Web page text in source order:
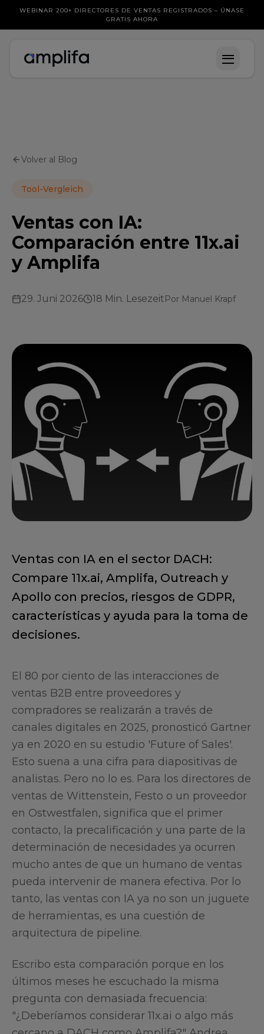
WEBINAR 200+ DIRECTORES DE VENTAS REGISTRADOS – ÚNASE
GRATIS AHORA
Volver al Blog
Tool-Vergleich
Ventas con IA:
Comparación entre 11x.ai
y Amplifa
29. Juni 2026 18 Min. LesezeitPor Manuel Krapf
Ventas con IA en el sector DACH:
Compare 11x.ai, Amplifa, Outreach y
Apollo con precios, riesgos de GDPR,
características y ayuda para la toma de
decisiones.
El 80 por ciento de las interacciones de
ventas B2B entre proveedores y
compradores se realizarán a través de
canales digitales en 2025, pronosticó Gartner
ya en 2020 en su estudio 'Future of Sales'.
Esto suena a una cifra para diapositivas de
analistas. Pero no lo es. Para los directores de
ventas de Wittenstein, Festo o un proveedor
en Ostwestfalen, significa que el primer
contacto, la precalificación y una parte de la
determinación de necesidades ya ocurren
mucho antes de que un humano de ventas
pueda intervenir de manera efectiva. Por lo
tanto, las ventas con IA ya no son un juguete
de herramientas, es una cuestión de
arquitectura de pipeline.
Escribo esta comparación porque en los
últimos meses he escuchado la misma
pregunta con demasiada frecuencia:
"¿Deberíamos considerar 11x.ai o algo más